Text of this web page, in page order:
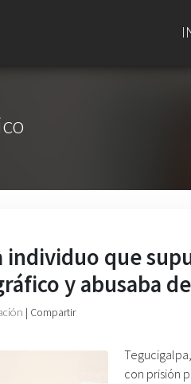
que
y abusaba
| Compartir
con prisión